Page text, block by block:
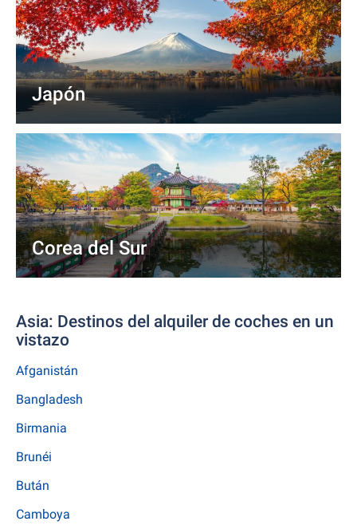
Japón
Corea del Sur
Asia: Destinos del alquiler de coches en un
vistazo
Afganistán
Bangladesh
Birmania
Brunéi
Bután
Camboya